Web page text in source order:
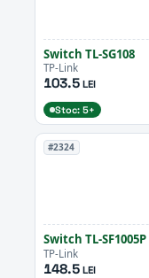
Switch TL-SG108
TP-Link
103.5LEI
Stoc: 5+
#2324
Switch TL-SF1005P
TP-Link
148.5LEI